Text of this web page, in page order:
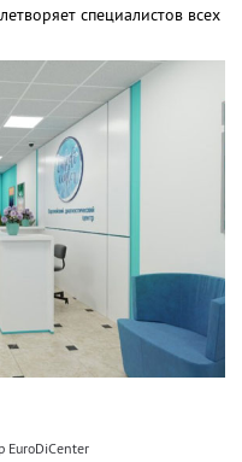
специалистов всех
EuroDiCenter